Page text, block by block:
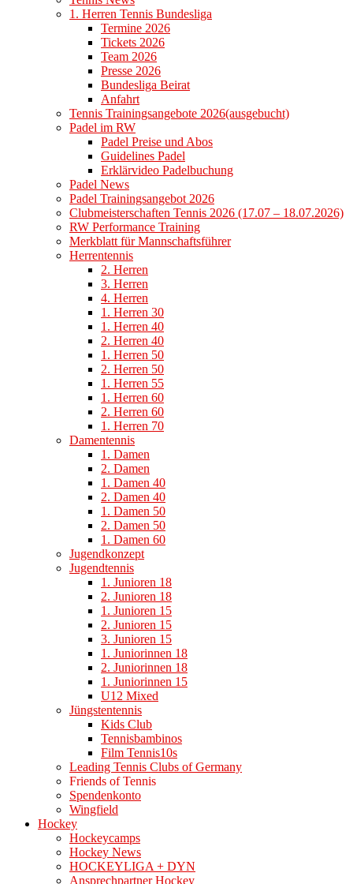
1. Herren Tennis Bundesliga
Termine 2026
Tickets 2026
Team 2026
Presse 2026
Bundesliga Beirat
Anfahrt
Tennis Trainingsangebote 2026(ausgebucht)
Padel im RW
Padel Preise und Abos
Guidelines Padel
Erklärvideo Padelbuchung
Padel News
Padel Trainingsangebot 2026
Clubmeisterschaften Tennis 2026 (17.07 – 18.07.2026)
RW Performance Training
Merkblatt für Mannschaftsführer
Herrentennis
2. Herren
3. Herren
4. Herren
1. Herren 30
1. Herren 40
2. Herren 40
1. Herren 50
2. Herren 50
1. Herren 55
1. Herren 60
2. Herren 60
1. Herren 70
Damentennis
1. Damen
2. Damen
1. Damen 40
2. Damen 40
1. Damen 50
2. Damen 50
1. Damen 60
Jugendkonzept
Jugendtennis
1. Junioren 18
2. Junioren 18
1. Junioren 15
2. Junioren 15
3. Junioren 15
1. Juniorinnen 18
2. Juniorinnen 18
1. Juniorinnen 15
U12 Mixed
Jüngstentennis
Kids Club
Tennisbambinos
Film Tennis10s
Leading Tennis Clubs of Germany
Friends of Tennis
Spendenkonto
Wingfield
Hockey
Hockeycamps
Hockey News
HOCKEYLIGA + DYN
Ansprechpartner Hockey